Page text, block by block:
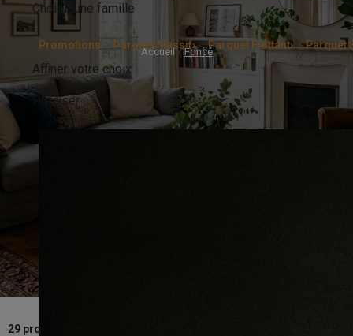
Choisir une famille
Promotions Parquet Massif› Parquet Flottant› Parquet
Affiner votre choix
Préciser
Accueil/Foncé
29 produits